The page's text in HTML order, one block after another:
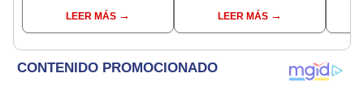
creó un sorprendente
ecosistema
LEER MÁS
veranos más fríos de la
historia: sigue bajo
LEER MÁS
de